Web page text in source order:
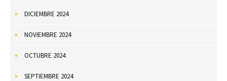
DICIEMBRE 2024
NOVIEMBRE 2024
OCTUBRE 2024
SEPTIEMBRE 2024